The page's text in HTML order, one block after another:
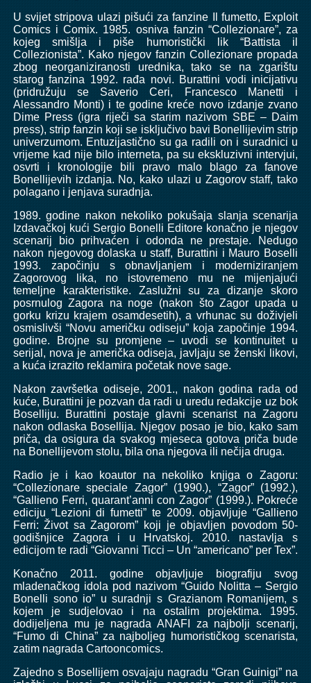
U svijet stripova ulazi pišući za fanzine Il fumetto, Exploit
Comics i Comix. 1985. osniva fanzin “Collezionare”, za
kojeg smišlja i piše humoristički lik “Battista il
Collezionista”. Kako njegov fanzin Collezionare propada
zbog neorganiziranosti urednika, tako se na zgarištu
starog fanzina 1992. rađa novi. Burattini vodi inicijativu
(pridružuju se Saverio Ceri, Francesco Manetti i
Alessandro Monti) i te godine kreće novo izdanje zvano
Dime Press (igra riječi sa starim nazivom SBE – Daim
press), strip fanzin koji se isključivo bavi Bonellijevim strip
univerzumom. Entuzijastično su ga radili on i suradnici u
vrijeme kad nije bilo interneta, pa su ekskluzivni intervjui,
osvrti i kronologije bili pravo malo blago za fanove
Bonellijevih izdanja. No, kako ulazi u Zagorov staff, tako
polagano i jenjava suradnja.
1989. godine nakon nekoliko pokušaja slanja scenarija
Izdavačkoj kući Sergio Bonelli Editore konačno je njegov
scenarij bio prihvaćen i odonda ne prestaje. Nedugo
nakon njegovog dolaska u staff, Burattini i Mauro Boselli
1993. započinju s obnavljanjem i moderniziranjem
Zagorovog lika, no istovremeno mu ne mijenjajući
temeljne karakteristike. Zaslužni su za dizanje skoro
posrnulog Zagora na noge (nakon što Zagor upada u
gorku krizu krajem osamdesetih), a vrhunac su doživjeli
osmislivši “Novu američku odiseju” koja započinje 1994.
godine. Brojne su promjene – uvodi se kontinuitet u
serijal, nova je američka odiseja, javljaju se ženski likovi,
a kuća izrazito reklamira početak nove sage.
Nakon završetka odiseje, 2001., nakon godina rada od
kuće, Burattini je pozvan da radi u uredu redakcije uz bok
Boselliju. Burattini postaje glavni scenarist na Zagoru
nakon odlaska Bosellija. Njegov posao je bio, kako sam
priča, da osigura da svakog mjeseca gotova priča bude
na Bonellijevom stolu, bila ona njegova ili nečija druga.
Radio je i kao koautor na nekoliko knjiga o Zagoru:
“Collezionare speciale Zagor” (1990.), “Zagor” (1992.),
“Gallieno Ferri, quarant’anni con Zagor” (1999.). Pokreće
ediciju “Lezioni di fumetti” te 2009. objavljuje “Gallieno
Ferri: Život sa Zagorom” koji je objavljen povodom 50-
godišnjice Zagora i u Hrvatskoj. 2010. nastavlja s
edicijom te radi “Giovanni Ticci – Un “americano” per Tex”.
Konačno 2011. godine objavljuje biografiju svog
mladenačkog idola pod nazivom “Guido Nolitta – Sergio
Bonelli sono io” u suradnji s Grazianom Romanijem, s
kojem je sudjelovao i na ostalim projektima. 1995.
dodijeljena mu je nagrada ANAFI za najbolji scenarij,
“Fumo di China” za najboljeg humorističkog scenarista,
zatim nagrada Cartooncomics.
Zajedno s Bosellijem osvajaju nagradu “Gran Guinigi” na